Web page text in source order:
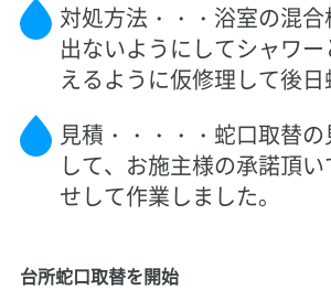
対処方法・・・浴室の混
出ないようにしてシャワ
えるように仮修理して後
見積・・・・・蛇口取替
して、お施主様の承諾頂
せして作業しました。
台所蛇口取替を開始